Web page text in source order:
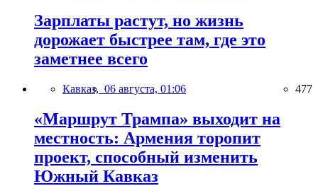
Зарплаты растут, но жизнь
дорожает быстрее там, где это
заметнее всего
Кавказ, 06 августа, 01:06 477
«Маршрут Трампа» выходит на
местность: Армения торопит
проект, способный изменить
Южный Кавказ